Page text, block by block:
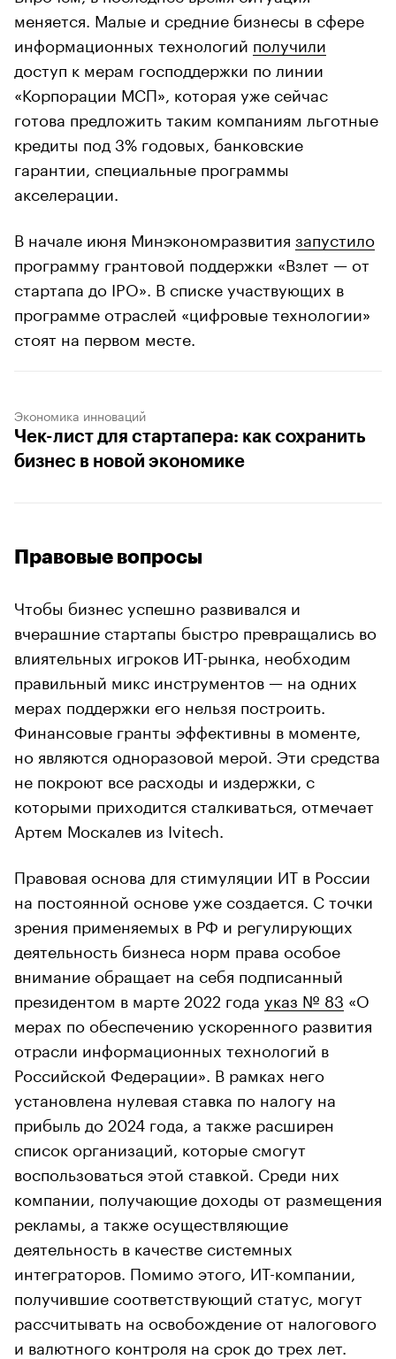
меняется. Малые и средние бизнесы в сфере
информационных технологий получили
доступ к мерам господдержки по линии
«Корпорации МСП», которая уже сейчас
готова предложить таким компаниям льготные
кредиты под 3% годовых, банковские
гарантии, специальные программы
акселерации.
В начале июня Минэкономразвития запустило
программу грантовой поддержки «Взлет — от
стартапа до IPO». В списке участвующих в
программе отраслей «цифровые технологии»
стоят на первом месте.
Экономика инноваций
Чек-лист для стартапера: как сохранить
бизнес в новой экономике
Правовые вопросы
Чтобы бизнес успешно развивался и
вчерашние стартапы быстро превращались во
влиятельных игроков ИТ-рынка, необходим
правильный микс инструментов — на одних
мерах поддержки его нельзя построить.
Финансовые гранты эффективны в моменте,
но являются одноразовой мерой. Эти средства
не покроют все расходы и издержки, с
которыми приходится сталкиваться, отмечает
Артем Москалев из Ivitech.
Правовая основа для стимуляции ИТ в России
на постоянной основе уже создается. С точки
зрения применяемых в РФ и регулирующих
деятельность бизнеса норм права особое
внимание обращает на себя подписанный
президентом в марте 2022 года указ № 83 «О
мерах по обеспечению ускоренного развития
отрасли информационных технологий в
Российской Федерации». В рамках него
установлена нулевая ставка по налогу на
прибыль до 2024 года, а также расширен
список организаций, которые смогут
воспользоваться этой ставкой. Среди них
компании, получающие доходы от размещения
рекламы, а также осуществляющие
деятельность в качестве системных
интеграторов. Помимо этого, ИТ-компании,
получившие соответствующий статус, могут
рассчитывать на освобождение от налогового
и валютного контроля на срок до трех лет.